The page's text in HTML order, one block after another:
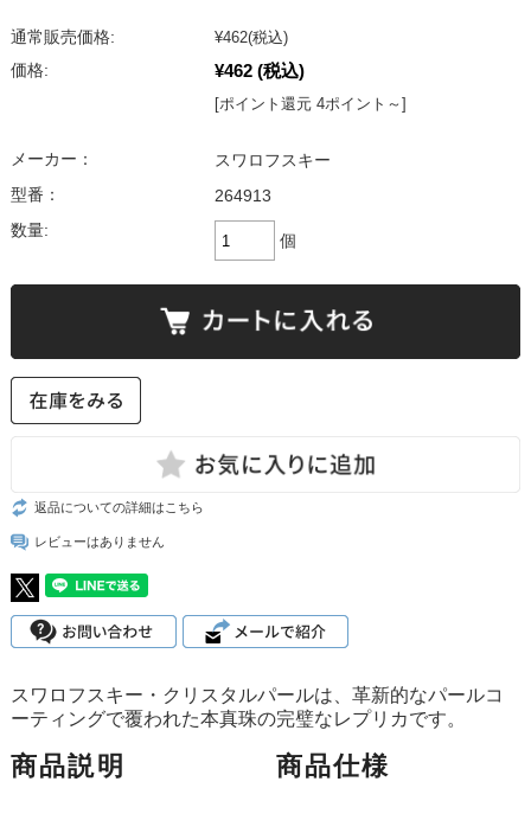
通常販売価格: ¥462(税込)
価格:
¥462 (税込)
[ポイント還元 4ポイント～]
メーカー：
スワロフスキー
型番：
264913
数量:
個
返品についての詳細はこちら
レビューはありません
スワロフスキー・クリスタルパールは、革新的なパールコ
ーティングで覆われた本真珠の完璧なレプリカです。
商品説明 商品仕様